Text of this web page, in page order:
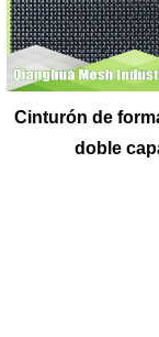
Cinturón de
doble